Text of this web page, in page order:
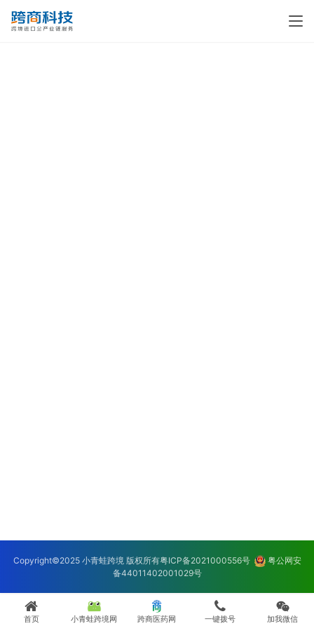
Copyright©2025 小青蛙跨境 版权所有粤ICP备2021000556号
粤公网安
备44011402001029号
首页 小青蛙跨境网 跨商医药网 一键拨号 加我微信